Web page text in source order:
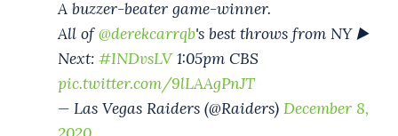
A buzzer-beater game-winner.
All of@derekcarrqb's best throws from NY ▶️
Next: #INDvsLV1:05pm CBS
pic.twitter.com/9lLAAgPnJT
— Las Vegas Raiders (@Raiders) December 8,